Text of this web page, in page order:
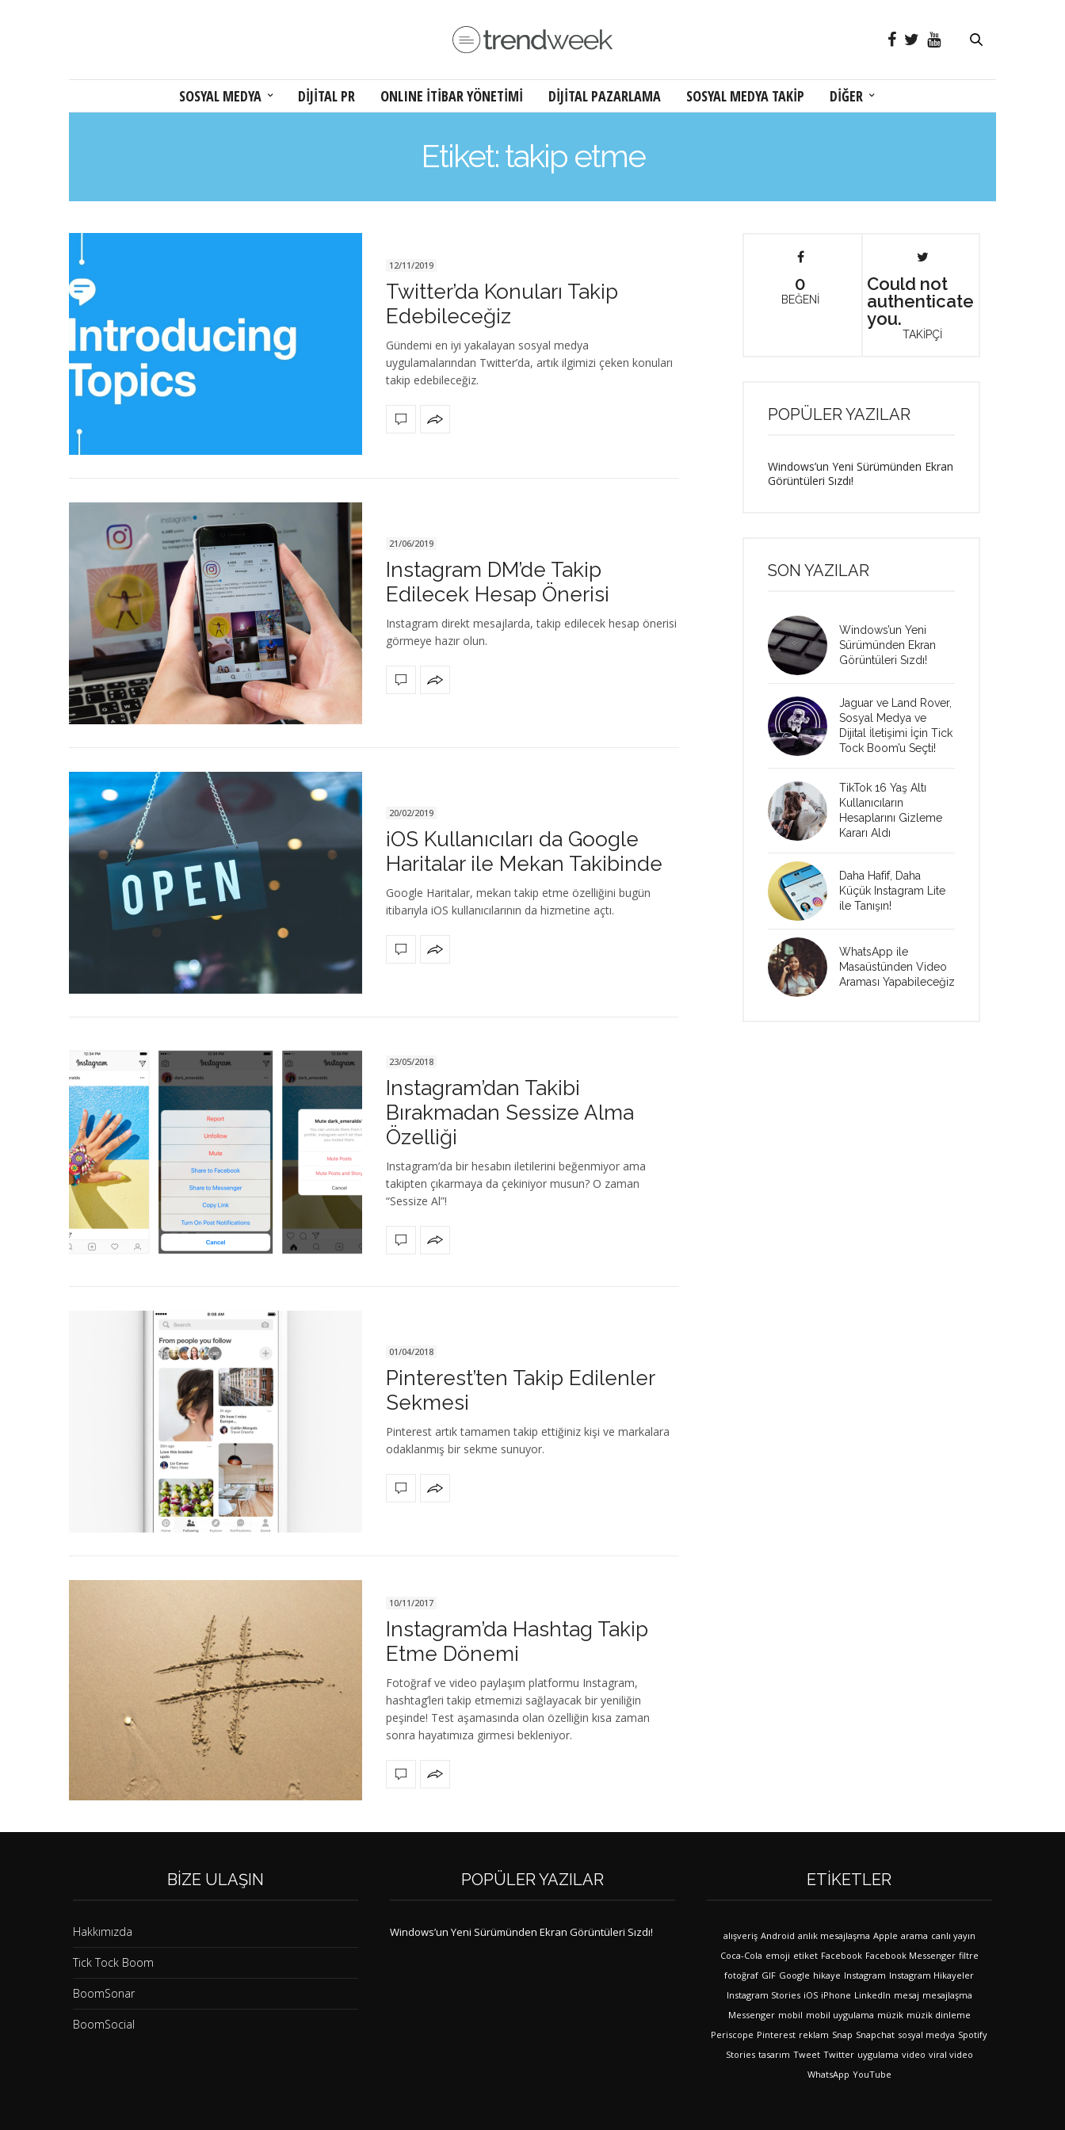
SOSYAL MEDYA DİJİTAL PR ONLINE İTİBAR YÖNETİMİ DİJİTAL PAZARLAMA SOSYAL MEDYA TAKİP DİĞER
Etiket: takip etme
12/11/2019
Twitter’da Konuları Takip
Edebileceğiz
Gündemi en iyi yakalayan sosyal medya
uygulamalarından Twitter’da, artık ilgimizi çeken konuları
takip edebileceğiz.
21/06/2019
Instagram DM’de Takip
Edilecek Hesap Önerisi
Instagram direkt mesajlarda, takip edilecek hesap önerisi
görmeye hazır olun.
20/02/2019
iOS Kullanıcıları da Google
Haritalar ile Mekan Takibinde
Google Haritalar, mekan takip etme özelliğini bugün
itibarıyla iOS kullanıcılarının da hizmetine açtı.
23/05/2018
Instagram’dan Takibi
Bırakmadan Sessize Alma
Özelliği
Instagram’da bir hesabın iletilerini beğenmiyor ama
takipten çıkarmaya da çekiniyor musun? O zaman
“Sessize Al”!
01/04/2018
Pinterest’ten Takip Edilenler
Sekmesi
Pinterest artık tamamen takip ettiğiniz kişi ve markalara
odaklanmış bir sekme sunuyor.
10/11/2017
Instagram’da Hashtag Takip
Etme Dönemi
Fotoğraf ve video paylaşım platformu Instagram,
hashtag’leri takip etmemizi sağlayacak bir yeniliğin
peşinde! Test aşamasında olan özelliğin kısa zaman
sonra hayatımıza girmesi bekleniyor.
0
BEĞENİ
Could not
authenticate
you.
TAKİPÇİ
POPÜLER YAZILAR
Windows’un Yeni Sürümünden Ekran
Görüntüleri Sızdı!
SON YAZILAR
Windows’un Yeni
Sürümünden Ekran
Görüntüleri Sızdı!
Jaguar ve Land Rover,
Sosyal Medya ve
Dijital İletişimi İçin Tick
Tock Boom’u Seçti!
TikTok 16 Yaş Altı
Kullanıcıların
Hesaplarını Gizleme
Kararı Aldı
Daha Hafif, Daha
Küçük Instagram Lite
ile Tanışın!
WhatsApp ile
Masaüstünden Video
Araması Yapabileceğiz
BIZE ULAŞIN
Hakkımızda
Tick Tock Boom
BoomSonar
BoomSocial
POPÜLER YAZILAR
Windows’un Yeni Sürümünden Ekran Görüntüleri Sızdı!
ETIKETLER
alışveriş Android anlık mesajlaşma Apple arama canlı yayın
Coca-Cola emoji etiket Facebook Facebook Messenger filtre
fotoğraf GIF Google hikaye Instagram Instagram Hikayeler
Instagram Stories iOS iPhone LinkedIn mesaj mesajlaşma
Messenger mobil mobil uygulama müzik müzik dinleme
Periscope Pinterest reklam Snap Snapchat sosyal medya Spotify
Stories tasarım Tweet Twitter uygulama video viral video
WhatsApp YouTube